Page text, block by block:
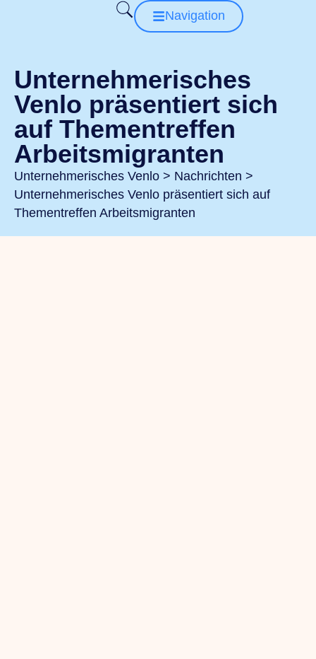
Navigation
Unternehmerisches
Venlo präsentiert sich
auf Thementreffen
Arbeitsmigranten
Unternehmerisches Venlo > Nachrichten >
Unternehmerisches Venlo präsentiert sich auf
Thementreffen Arbeitsmigranten